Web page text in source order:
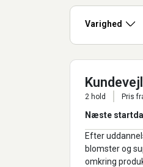
Varighed
2 hold Pris
Næste
Efter
blomster og
omkring